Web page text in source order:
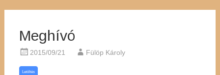
Meghívó
2015/09/21 Fülöp Károly
Letöltés